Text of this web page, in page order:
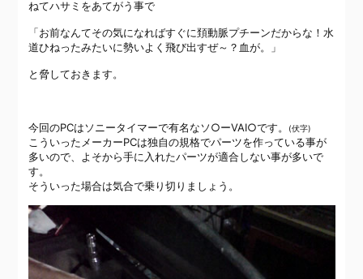
ねてハサミをあてがう事で
「お前なんてその気になればすぐに頚動脈プチーンだからな！水
道ひねったみたいに勢いよく飛び出すぜ～？血が。」
と脅しておきます。
今回のPCはソニータイマーで有名なソ○ーVAI○です。 (伏字)
こういったメーカーPCは独自の規格でパーツを作っている事が
多いので、よそから手に入れたパーツが適合しない事が多いで
す。
そういった場合は気合で乗り切りましょう。